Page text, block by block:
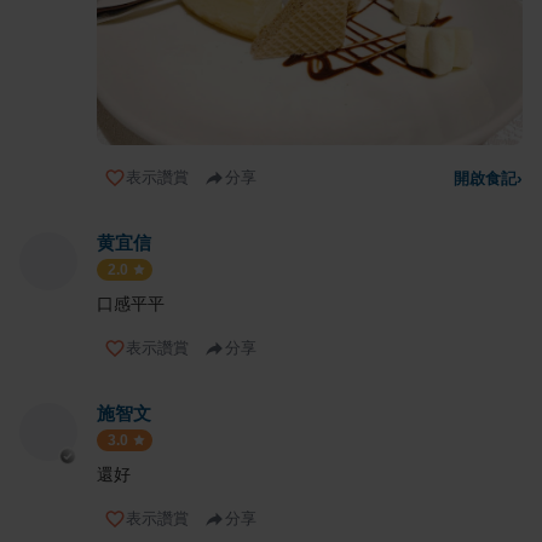
表示讚賞 分享 開啟食記›
黄宜信
2.0
口感平平
表示讚賞 分享
施智文
3.0
還好
表示讚賞 分享